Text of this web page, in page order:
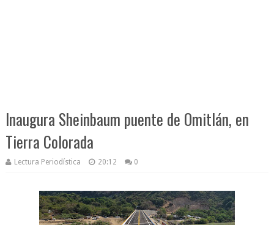
Inaugura Sheinbaum puente de Omitlán, en
Tierra Colorada
Lectura Periodística 20:12 0